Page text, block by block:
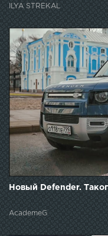
ILYA STREKAL
Новый Defender.
AcademeG